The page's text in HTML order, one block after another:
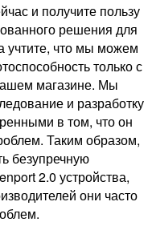
и получите пользу
решения для
учтите, что мы можем
только с
магазине. Мы
и разработку
в том, что он
Таким образом,
безупречную
2.0 устройства,
они часто